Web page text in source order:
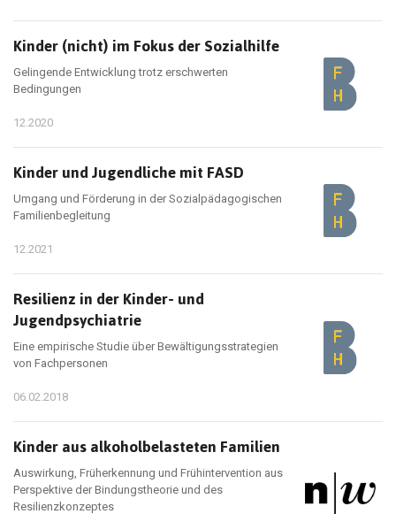
Kinder (nicht) im Fokus der Sozialhilfe
Gelingende Entwicklung trotz erschwerten
Bedingungen
12.2020
Kinder und Jugendliche mit FASD
Umgang und Förderung in der Sozialpädagogischen
Familienbegleitung
12.2021
Resilienz in der Kinder- und
Jugendpsychiatrie
Eine empirische Studie über Bewältigungsstrategien
von Fachpersonen
06.02.2018
Kinder aus alkoholbelasteten Familien
Auswirkung, Früherkennung und Frühintervention aus
Perspektive der Bindungstheorie und des
Resilienzkonzeptes